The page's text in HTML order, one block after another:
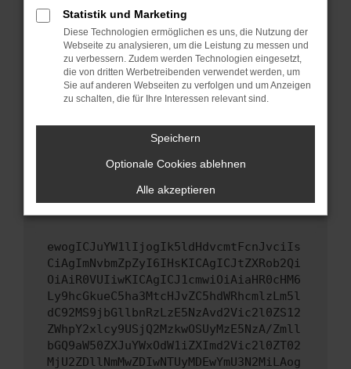
Betriebssystem auf dem neuesten Stand
sind.
Veraltete Software birgt nicht nur ein
Sicherheitsrisiko, sondern kann auch dazu
führen, dass bestimmte Funktionen nicht mehr
unterstützt werden.
Wende dich an den Webseitenbetreiber.
Wenn du alle oben genannten Schritte versucht
hast, kontaktiere uns bitte. Wir werden
versuchen, das Problem zu beheben. Du kannst
uns diesen Text schicken, um uns bei der
ewogICJuYW1lIjogIk5ldHdvcmtFcnJvciIs
CiAgImNvbmZpZyI6IHsKICAgICJtZXRob2Qi
OiAiR0VUIiwKICAgICJ1cmwiOiAiaHR0cHM6
Ly9hcGkueC5ha3MtcHJvZC5hdWRhcmlzLm5l
dC92MS9jbGllbnRzLzE5NzAvd2Vic2l0ZS12
ZWhpY2xlcy9USjQ2MzkwOSUyMzE5NzA/Zmll
bGQ9aW50ZXJuYWxOdW1iZXImd2Vic2l0ZT02
MjU2ZDllNmMwZDIwNTUyMDEwYmU3N2MiLAog
Statistik und Marketing
Diese Technologien ermöglichen es uns, die Nutzung der
Webseite zu analysieren, um die Leistung zu messen und
zu verbessern. Zudem werden Technologien eingesetzt,
die von dritten Werbetreibenden verwendet werden, um
Sie auf anderen Webseiten zu verfolgen und um Anzeigen
zu schalten, die für Ihre Interessen relevant sind.
Speichern
Optionale Cookies ablehnen
Alle akzeptieren